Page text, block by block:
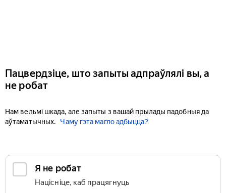
Пацвердзіце, што запыты адпраўлялі вы, а
не робат
Нам вельмі шкада, але запыты з вашай прылады падобныя да
аўтаматычных.
Чаму гэта магло адбыцца?
Я не робат
Націсніце, каб працягнуць